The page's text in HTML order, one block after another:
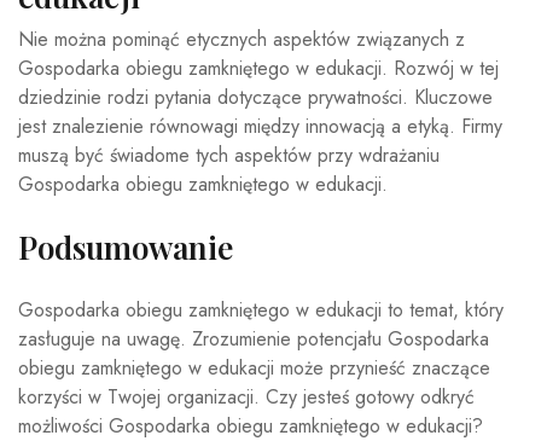
Nie można pominąć etycznych aspektów związanych z
Gospodarka obiegu zamkniętego w edukacji. Rozwój w tej
dziedzinie rodzi pytania dotyczące prywatności. Kluczowe
jest znalezienie równowagi między innowacją a etyką. Firmy
muszą być świadome tych aspektów przy wdrażaniu
Gospodarka obiegu zamkniętego w edukacji.
Podsumowanie
Gospodarka obiegu zamkniętego w edukacji to temat, który
zasługuje na uwagę. Zrozumienie potencjału Gospodarka
obiegu zamkniętego w edukacji może przynieść znaczące
korzyści w Twojej organizacji. Czy jesteś gotowy odkryć
możliwości Gospodarka obiegu zamkniętego w edukacji?